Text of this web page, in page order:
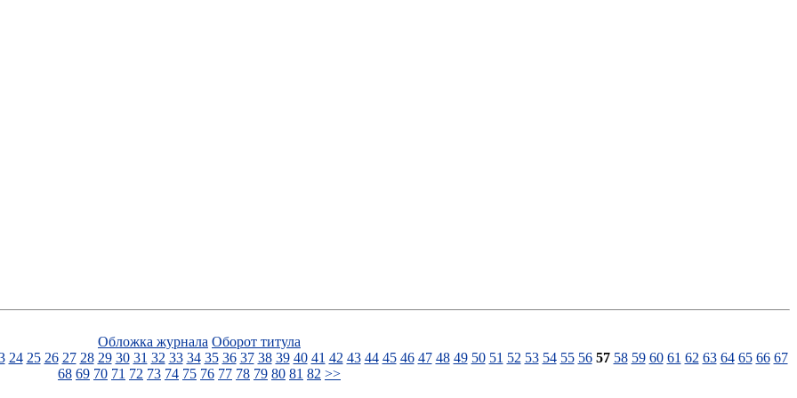
Обложка журнала Оборот титула
24 25 26 27 28 29 30 31 32 33 34 35 36 37 38 39 40 41 42 43 44 45 46 47 48 49 50 51 52 53 54 55 56 57 58 59 60 61 62 63 64 65 66 67
68 69 70 71 72 73 74 75 76 77 78 79 80 81 82 >>